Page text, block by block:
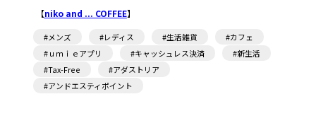
【niko and ... COFFEE】
#メンズ #レディス #生活雑貨
#カフェ
#ｕｍｉｅアプリ
#キャッシュレス決済
#新生活
#Tax-Free
#アダストリア
#アンドエスティポイント